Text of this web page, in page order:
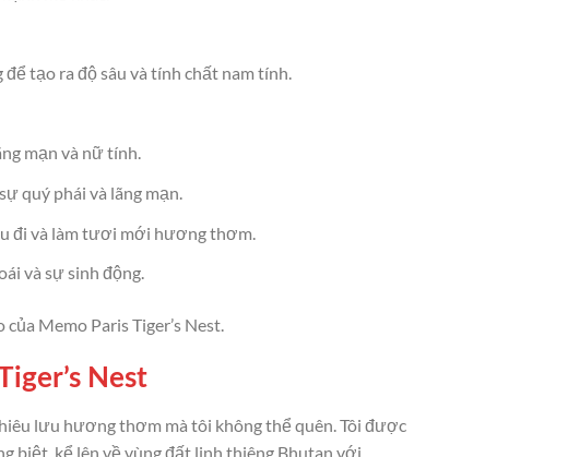
tạo ra độ sâu và tính chất nam tính.
mạn và nữ tính.
quý phái và lãng mạn.
đi và làm tươi mới hương thơm.
và sự sinh động.
Memo Paris Tiger’s Nest.
Nest
lưu hương thơm mà tôi không thể quên. Tôi được
biệt, kể lên về vùng đất linh thiêng Bhutan với